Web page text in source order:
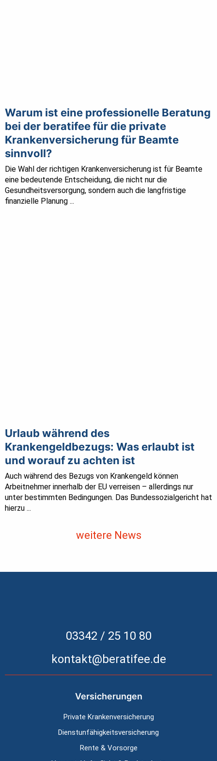
Warum ist eine professionelle Beratung
bei der beratifee für die private
Krankenversicherung für Beamte
sinnvoll?
Die Wahl der richtigen Krankenversicherung ist für Beamte
eine bedeutende Entscheidung, die nicht nur die
Gesundheitsversorgung, sondern auch die langfristige
finanzielle Planung ...
Urlaub während des
Krankengeldbezugs: Was erlaubt ist
und worauf zu achten ist
Auch während des Bezugs von Krankengeld können
Arbeitnehmer innerhalb der EU verreisen – allerdings nur
unter bestimmten Bedingungen. Das Bundessozialgericht hat
hierzu ...
weitere News
03342 / 25 10 80
kontakt@beratifee.de
Versicherungen
Private Kranken­versicherung
Dienstunfähig­keitsversicherung
Rente & Vorsorge